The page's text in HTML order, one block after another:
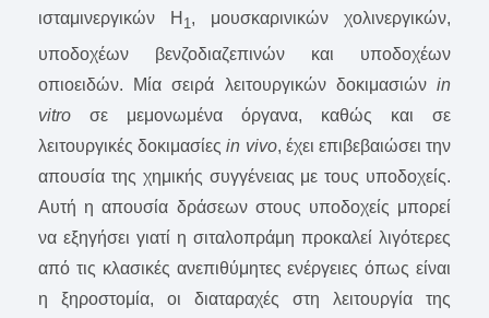
ισταμινεργικών H 1 , μουσκαρινικών χολινεργικών,
υποδοχέων βενζοδιαζεπινών και υποδοχέων
οπιοειδών. Μία σειρά λειτουργικών δοκιμασιών in
vitro σε μεμονωμένα όργανα, καθώς και σε
λειτουργικές δοκιμασίεςin vivo, έχει επιβεβαιώσει την
απουσία της χημικής συγγένειας με τους υποδοχείς.
Αυτή η απουσία δράσεων στους υποδοχείς μπορεί
να εξηγήσει γιατί η σιταλοπράμη προκαλεί λιγότερες
από τις κλασικές ανεπιθύμητες ενέργειες όπως είναι
η ξηροστομία, οι διαταραχές στη λειτουργία της